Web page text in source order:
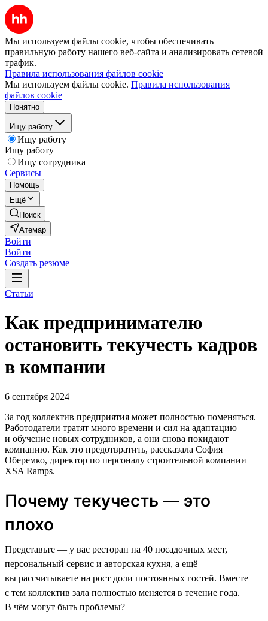
Мы используем файлы cookie, чтобы обеспечивать
правильную работу нашего веб-сайта и анализировать сетевой
трафик.
Правила использования файлов cookie
Мы используем файлы cookie. Правила использования
файлов cookie
Понятно
Ищу работу
Ищу работу
Ищу работу
Ищу сотрудника
Сервисы
Помощь
Ещё
Поиск
Атемар
Войти
Войти
Создать резюме
Статьи
Как предпринимателю
остановить текучесть кадров
в компании
6 сентября 2024
За год коллектив предприятия может полностью поменяться.
Работодатели тратят много времени и сил на адаптацию
и обучение новых сотрудников, а они снова покидают
компанию. Как это предотвратить, рассказала София
Оберемко, директор по персоналу строительной компании
XSA Ramps.
Почему текучесть — это
плохо
Представьте — у вас ресторан на 40 посадочных мест,
персональный сервис и авторская кухня, а ещё
вы рассчитываете на рост доли постоянных гостей. Вместе
с тем коллектив зала полностью меняется в течение года.
В чём могут быть проблемы?